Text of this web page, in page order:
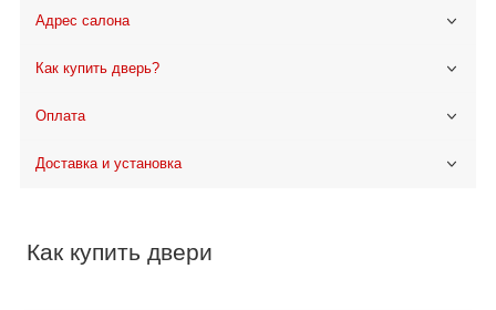
Адрес салона
Как купить дверь?
Оплата
Доставка и установка
Как купить двери